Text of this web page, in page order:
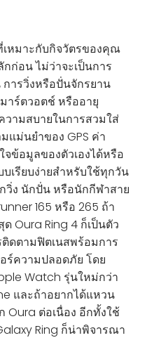
หมาะกับกิจวัตรของคุณ
ก่อน ไม่ว่าจะเป็นการ
ารวิ่งหรือปั่นจักรยาน
าร์ตวอตช์ หรืออายุ
วามสบายในการสวมใส่
แม่นยำของ GPS ค่า
ข้อมูลของตัวเองได้หรือ
เรียบง่ายสำหรับใช้ทุกวัน
วิ่ง นักปั่น หรือนักกีฬาสาย
165 หรือ 265 ถ้า
Oura Ring 4 ก็เป็นตัว
ดตามฟิตเนสพร้อมการ
ร์ความปลอดภัย โดย
Watch รุ่นใหม่กว่า
และถ้าอยากได้แหวน
Oura ต่อเนื่อง อีกทั้งใช้
Ring ก็น่าพิจารณา